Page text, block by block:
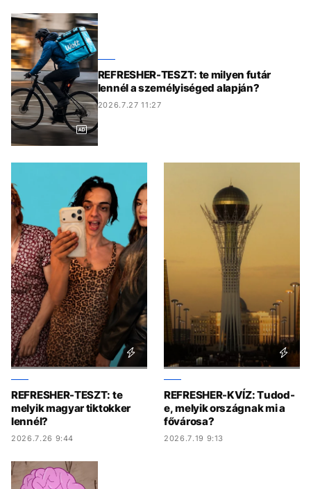
REFRESHER-TESZT: te milyen futár
lennél a személyiséged alapján?
2026.7.27 11:27
REFRESHER-TESZT: te
melyik magyar tiktokker
lennél?
2026.7.26 9:44
REFRESHER-KVÍZ: Tudod-
e, melyik országnak mi a
fővárosa?
2026.7.19 9:13